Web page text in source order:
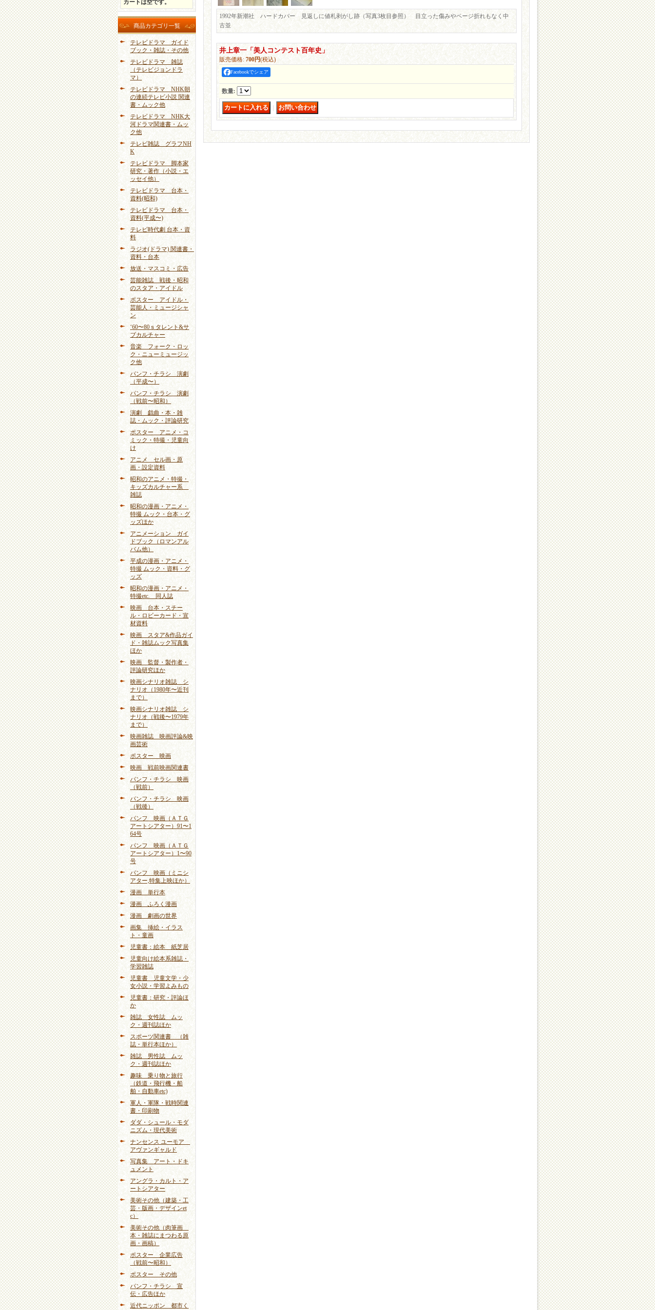
カートは空です。
商品カテゴリ一覧
テレビドラマ ガイド
ブック・雑誌・その他
テレビドラマ 雑誌
（テレビジョンドラ
マ）
テレビドラマ NHK朝
の連続テレビ小説 関連
書・ムック他
テレビドラマ NHK大
河ドラマ関連書・ムッ
ク他
テレビ雑誌 グラフNH
K
テレビドラマ 脚本家
研究・著作（小説・エ
ッセイ他）
テレビドラマ 台本・
資料(昭和)
テレビドラマ 台本・
資料(平成〜)
テレビ時代劇 台本・資
料
ラジオ(ドラマ) 関連書・
資料・台本
放送・マスコミ・広告
芸能雑誌 戦後・昭和
のスタア・アイドル
ポスター アイドル・
芸能人・ミュージシャ
ン
‘60〜80ｓタレント&サ
ブカルチャー
音楽 フォーク・ロッ
ク・ニューミュージッ
ク他
パンフ・チラシ 演劇
（平成〜）
パンフ・チラシ 演劇
（戦前〜昭和）
演劇 戯曲・本・雑
誌・ムック・評論研究
ポスター アニメ・コ
ミック・特撮・児童向
け
アニメ セル画・原
画・設定資料
昭和のアニメ・特撮・
キッズカルチャー系
雑誌
昭和の漫画・アニメ・
特撮 ムック・台本・グ
ッズほか
アニメーション ガイ
ドブック（ロマンアル
バム他）
平成の漫画・アニメ・
特撮 ムック・資料・グ
ッズ
昭和の漫画・アニメ・
特撮etc. 同人誌
映画 台本・スチー
ル・ロビーカード・宣
材資料
映画 スタア&作品ガイ
ド・雑誌ムック写真集
ほか
映画 監督・製作者・
評論研究ほか
映画シナリオ雑誌 シ
ナリオ（1980年〜近刊
まで）
映画シナリオ雑誌 シ
ナリオ（戦後〜1979年
まで）
映画雑誌 映画評論&映
画芸術
ポスター 映画
映画 戦前映画関連書
パンフ・チラシ 映画
（戦前）
パンフ・チラシ 映画
（戦後）
パンフ 映画（ＡＴＧ
アートシアター）91〜1
64号
パンフ 映画（ＡＴＧ
アートシアター）1〜90
号
パンフ 映画（ミニシ
アター,特集上映ほか）
漫画 単行本
漫画 ふろく漫画
漫画 劇画の世界
画集 挿絵・イラス
ト・童画
児童書：絵本 紙芝居
児童向け絵本系雑誌・
学習雑誌
児童書 児童文学・少
女小説・学習よみもの
児童書：研究・評論ほ
か
雑誌 女性誌 ムッ
ク・週刊誌ほか
スポーツ関連書 （雑
誌・単行本ほか）
雑誌 男性誌 ムッ
ク・週刊誌ほか
趣味 乗り物と旅行
（鉄道・飛行機・船
舶・自動車etc)
軍人・軍隊・戦時関連
書・印刷物
ダダ・シュール・モダ
ニズム・現代美術
ナンセンス ユーモア
アヴァンギャルド
写真集 アート・ドキ
ュメント
アングラ・カルト・ア
ートシアター
美術その他（建築・工
芸・版画・デザインet
c）
美術その他（肉筆画
本・雑誌にまつわる原
画・画稿）
ポスター 企業広告
（戦前〜昭和）
ポスター その他
パンフ・チラシ 宣
伝・広告ほか
近代ニッポン 都市く
1992年新潮社 ハードカバー 見返しに値札剥がし跡（写真3枚目参照） 目立った傷みやページ折れもなく中
古並
井上章一「美人コンテスト百年史」
販売価格: 700円(税込)
Facebookでシェア
数量: